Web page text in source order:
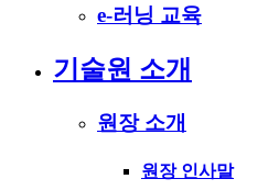
e-러닝 교육
기술원 소개
원장 소개
원장 인사말